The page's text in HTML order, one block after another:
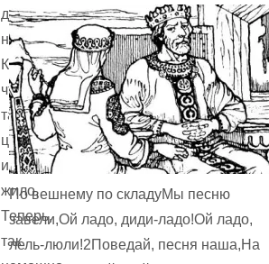
для
нас,
Когда,
что
так
цвело
и
жило,
Теперь,
так
По вешнему по складуМы песню
завели,Ой ладо, диди-ладо!Ой ладо,
лель-люли!2Поведай, песня наша,На